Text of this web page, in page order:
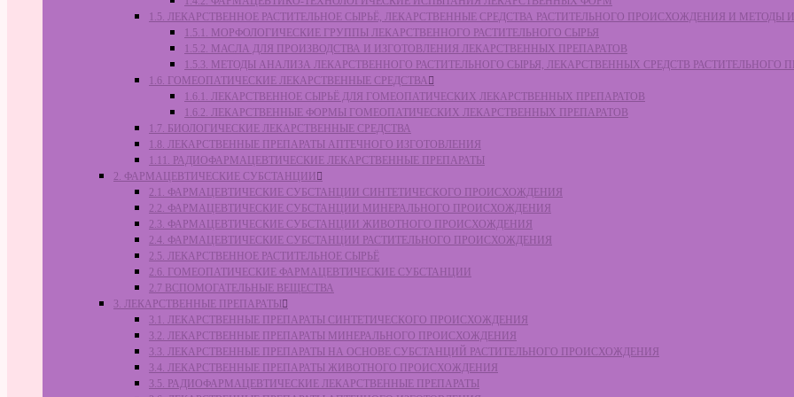
1.5. ЛЕКАРСТВЕННОЕ РАСТИТЕЛЬНОЕ СЫРЬЁ, ЛЕКАРСТВЕННЫЕ СРЕДСТВА РАСТИТЕЛЬНОГО ПРОИСХОЖДЕНИЯ И МЕТОДЫ
1.5.1. МОРФОЛОГИЧЕСКИЕ ГРУППЫ ЛЕКАРСТВЕННОГО РАСТИТЕЛЬНОГО СЫРЬЯ
1.5.2. МАСЛА ДЛЯ ПРОИЗВОДСТВА И ИЗГОТОВЛЕНИЯ ЛЕКАРСТВЕННЫХ ПРЕПАРАТОВ
1.5.3. МЕТОДЫ АНАЛИЗА ЛЕКАРСТВЕННОГО РАСТИТЕЛЬНОГО СЫРЬЯ, ЛЕКАРСТВЕННЫХ СРЕДСТВ РАСТИТЕЛЬНОГО
1.6. ГОМЕОПАТИЧЕСКИЕ ЛЕКАРСТВЕННЫЕ СРЕДСТВА
1.6.1. ЛЕКАРСТВЕННОЕ СЫРЬЁ ДЛЯ ГОМЕОПАТИЧЕСКИХ ЛЕКАРСТВЕННЫХ ПРЕПАРАТОВ
1.6.2. ЛЕКАРСТВЕННЫЕ ФОРМЫ ГОМЕОПАТИЧЕСКИХ ЛЕКАРСТВЕННЫХ ПРЕПАРАТОВ
1.7. БИОЛОГИЧЕСКИЕ ЛЕКАРСТВЕННЫЕ СРЕДСТВА
1.8. ЛЕКАРСТВЕННЫЕ ПРЕПАРАТЫ АПТЕЧНОГО ИЗГОТОВЛЕНИЯ
1.11. РАДИОФАРМАЦЕВТИЧЕСКИЕ ЛЕКАРСТВЕННЫЕ ПРЕПАРАТЫ
2. ФАРМАЦЕВТИЧЕСКИЕ СУБСТАНЦИИ
2.1. ФАРМАЦЕВТИЧЕСКИЕ СУБСТАНЦИИ СИНТЕТИЧЕСКОГО ПРОИСХОЖДЕНИЯ
2.2. ФАРМАЦЕВТИЧЕСКИЕ СУБСТАНЦИИ МИНЕРАЛЬНОГО ПРОИСХОЖДЕНИЯ
2.3. ФАРМАЦЕВТИЧЕСКИЕ СУБСТАНЦИИ ЖИВОТНОГО ПРОИСХОЖДЕНИЯ
2.4. ФАРМАЦЕВТИЧЕСКИЕ СУБСТАНЦИИ РАСТИТЕЛЬНОГО ПРОИСХОЖДЕНИЯ
2.5. ЛЕКАРСТВЕННОЕ РАСТИТЕЛЬНОЕ СЫРЬЁ
2.6. ГОМЕОПАТИЧЕСКИЕ ФАРМАЦЕВТИЧЕСКИЕ СУБСТАНЦИИ
2.7 ВСПОМОГАТЕЛЬНЫЕ ВЕЩЕСТВА
3. ЛЕКАРСТВЕННЫЕ ПРЕПАРАТЫ
3.1. ЛЕКАРСТВЕННЫЕ ПРЕПАРАТЫ СИНТЕТИЧЕСКОГО ПРОИСХОЖДЕНИЯ
3.2. ЛЕКАРСТВЕННЫЕ ПРЕПАРАТЫ МИНЕРАЛЬНОГО ПРОИСХОЖДЕНИЯ
3.3. ЛЕКАРСТВЕННЫЕ ПРЕПАРАТЫ НА ОСНОВЕ СУБСТАНЦИЙ РАСТИТЕЛЬНОГО ПРОИСХОЖДЕНИЯ
3.4. ЛЕКАРСТВЕННЫЕ ПРЕПАРАТЫ ЖИВОТНОГО ПРОИСХОЖДЕНИЯ
3.5. РАДИОФАРМАЦЕВТИЧЕСКИЕ ЛЕКАРСТВЕННЫЕ ПРЕПАРАТЫ